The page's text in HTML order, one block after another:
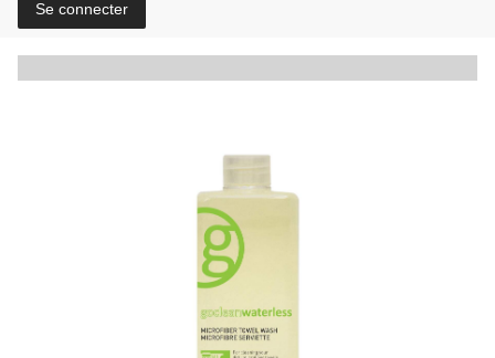
Se connecter